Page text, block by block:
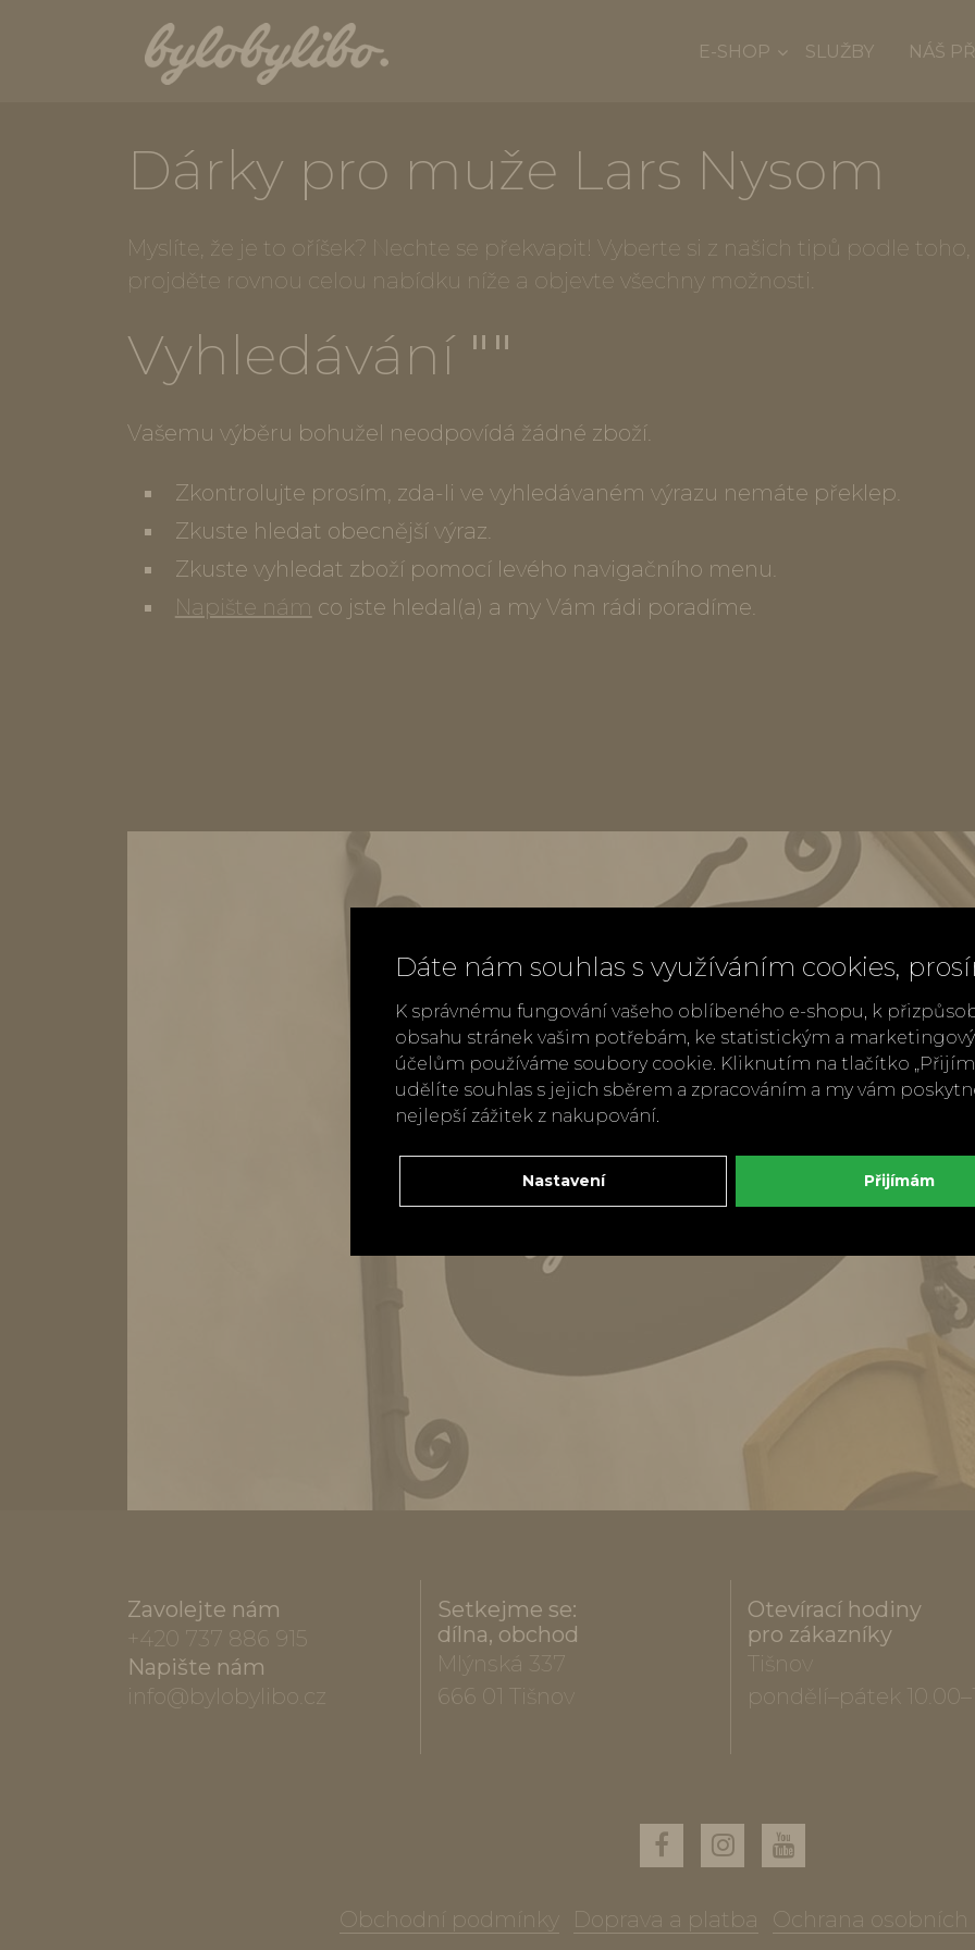
Dárky pro muže Lars Nysom
Myslíte, že je to oříšek? Nechte se překvapit! Vyberte si z našich tipů podle
projděte rovnou celou nabídku níže a objevte všechny možnosti.
Vyhledávání ""
Vašemu výběru bohužel neodpovídá žádné zboží.
Zkontrolujte prosím, zda-li ve vyhledávaném výrazu nemáte překlep.
Zkuste hledat obecnější výraz.
Zkuste vyhledat zboží pomocí levého navigačního menu.
Napište nám co jste hledal(a) a my Vám rádi poradíme.
Zavolejte nám
+420 737 886 915
Napište nám
info@bylobylibo.cz
Setkejme se:
dílna, obchod
Mlýnská 337
666 01 Tišnov
Otevírací hodiny
pro zákazníky
Tišnov
pondělí–pátek
Obchodní podmínky Doprava a platba Ochrana
E-SHOP SLUŽBY NÁŠ
Dáte nám souhlas s využíváním cookies,
K správnému fungování vašeho oblíbeného e-shopu, k
obsahu stránek vašim potřebám, ke statistickým a
účelům používáme soubory cookie. Kliknutím na tlačítko
udělíte souhlas s jejich sběrem a zpracováním a my vám
nejlepší zážitek z nakupování.
Nastavení Přijímám